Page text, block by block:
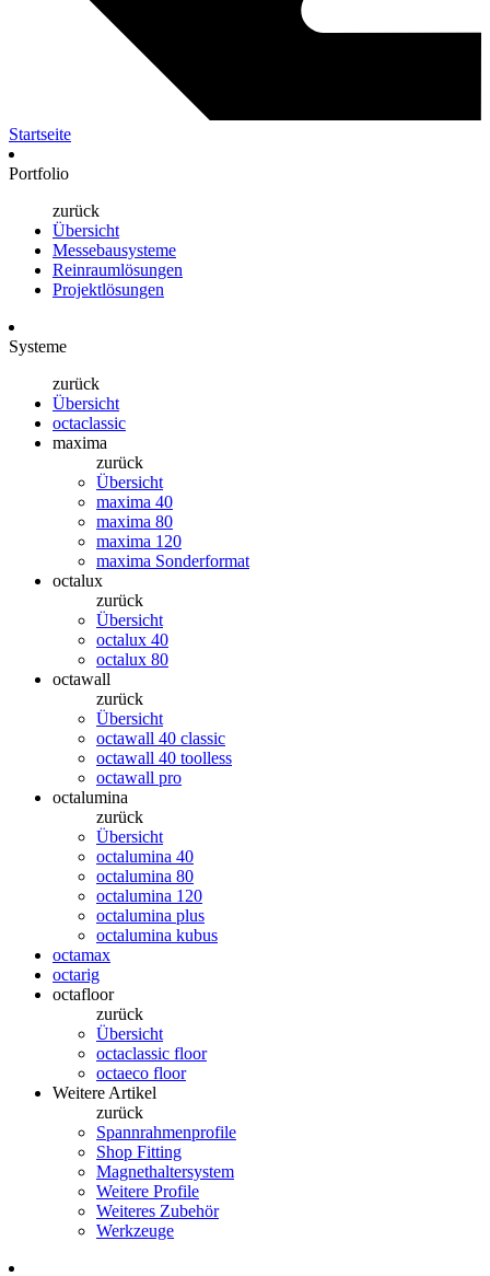
Startseite
Portfolio
zurück
Übersicht
Messebausysteme
Reinraumlösungen
Projektlösungen
Systeme
zurück
Übersicht
octaclassic
maxima
zurück
Übersicht
maxima 40
maxima 80
maxima 120
maxima Sonderformat
octalux
zurück
Übersicht
octalux 40
octalux 80
octawall
zurück
Übersicht
octawall 40 classic
octawall 40 toolless
octawall pro
octalumina
zurück
Übersicht
octalumina 40
octalumina 80
octalumina 120
octalumina plus
octalumina kubus
octamax
octarig
octafloor
zurück
Übersicht
octaclassic floor
octaeco floor
Weitere Artikel
zurück
Spannrahmenprofile
Shop Fitting
Magnethaltersystem
Weitere Profile
Weiteres Zubehör
Werkzeuge